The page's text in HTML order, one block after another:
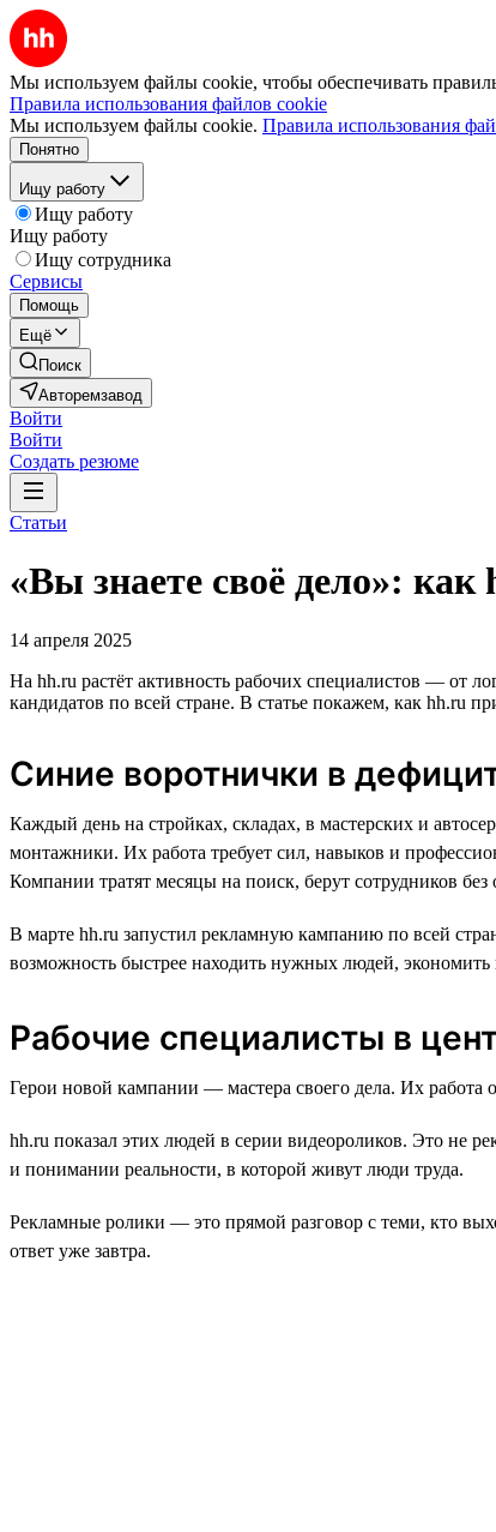
Мы используем файлы cookie, чтобы обеспечивать
Правила использования файлов cookie
Мы используем файлы cookie. Правила использования
Понятно
Ищу работу
Ищу работу
Ищу работу
Ищу сотрудника
Сервисы
Помощь
Ещё
Поиск
Авторемзавод
Войти
Войти
Создать резюме
Статьи
«Вы знаете своё дело»:
14 апреля 2025
На hh.ru растёт активность рабочих специалистов — от
кандидатов по всей стране. В статье покажем, как hh.ru
Синие воротнички в
Каждый день на стройках, складах, в мастерских и
монтажники. Их работа требует сил, навыков и
Компании тратят месяцы на поиск, берут сотрудников
В марте hh.ru запустил рекламную кампанию по всей
возможность быстрее находить нужных людей, экономить
Рабочие специалисты в
Герои новой кампании — мастера своего дела. Их
hh.ru показал этих людей в серии видеороликов. Это не
и понимании реальности, в которой живут люди труда.
Рекламные ролики — это прямой разговор с теми, кто
ответ уже завтра.